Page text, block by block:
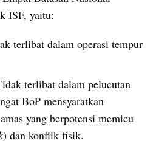
ISF, yaitu:
terlibat dalam operasi tempur
terlibat dalam pelucutan
BoP mensyaratkan
yang berpotensi memicu
) dan konflik fisik.